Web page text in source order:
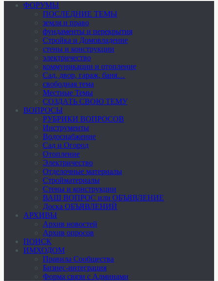
ФОРУМЫ
ПОСЛЕДНИЕ ТЕМЫ
земля и право
фундаменты и перекрытия
Стройка и Домовладение
стены и конструкции
электричество
коммуникации и отопление
Cад, двор, гараж, баня…
свободная тема
Местные Темы
СОЗДАТЬ СВОЮ ТЕМУ
ВОПРОСЫ
РУБРИКИ ВОПРОСОВ
Инструменты
Водоснабжение
Сад и Огород
Отопление
Электричество
Отделочные материалы
Стройматериалы
Стены и конструкции
ВАШ ВОПРОС или ОБЪЯВЛЕНИЕ
Доска ОБЪЯВЛЕНИЙ
АРХИВЫ
Архив новостей
Архив опросов
ПОИСК
ИМХОДОМ
Правила Сообщества
Бизнес-интеграция
Форма связи с Админами